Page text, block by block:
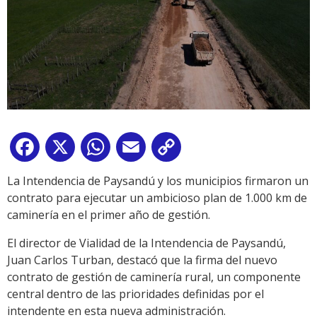
Facebook
X WhatsApp
Email
Link
La Intendencia de Paysandú y los municipios firmaron un
contrato para ejecutar un ambicioso plan de 1.000 km de
caminería en el primer año de gestión.
El director de Vialidad de la Intendencia de Paysandú,
Juan Carlos Turban, destacó que la firma del nuevo
contrato de gestión de caminería rural, un componente
central dentro de las prioridades definidas por el
intendente en esta nueva administración.